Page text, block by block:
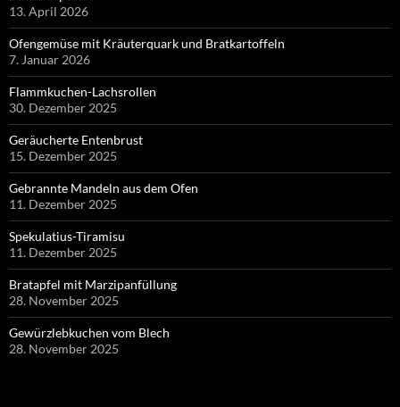
13. April 2026
Ofengemüse mit Kräuterquark und Bratkartoffeln
7. Januar 2026
Flammkuchen-Lachsrollen
30. Dezember 2025
Geräucherte Entenbrust
15. Dezember 2025
Gebrannte Mandeln aus dem Ofen
11. Dezember 2025
Spekulatius-Tiramisu
11. Dezember 2025
Bratapfel mit Marzipanfüllung
28. November 2025
Gewürzlebkuchen vom Blech
28. November 2025